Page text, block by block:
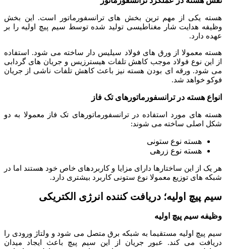
هسته یکی از مهم ترین بخش های ترانسفورماتور است. این بخش
وظیفه هدایت شار مغناطیسی تولید شده توسط سیم پیچ اولیه را بر
عهده دارد.
هسته معمولا از ورق های فولاد سیلیس دار ساخته می شود. استفاده
از این نوع فولاد موجب کاهش تلفات هیسترزیس و جریان های گردابی
می شود. ورقه ای بودن هسته نیز باعث کاهش تلفات ناشی از جریان
فوکو خواهد شد.
انواع هسته در ترانسفورماتورهای تک فاز
هسته های مورد استفاده در ترانسفورماتورهای تک فاز معمولا به دو
شکل اصلی ساخته می شوند:
هسته نوع ستونی
هسته نوع زرهی
هر یک از این ساختارها دارای مزایا و کاربردهای خاص خود هستند اما در
شبکه های توزیع معمولا نوع ستونی کاربرد بیشتری دارد.
سیم پیچ اولیه؛ دریافت کننده انرژی الکتریکی
وظیفه سیم پیچ اولیه
سیم پیچ اولیه مستقیما به شبکه برق متصل می شود و ولتاژ ورودی را
دریافت می کند. عبور جریان از این سیم پیچ باعث ایجاد میدان